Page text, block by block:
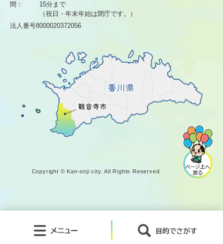
目
間：
15分まで
（祝日・年末年始は閉庁です。）
法人番号8000020372056
Copyright © Kan-onji city. All Rights Reserved.